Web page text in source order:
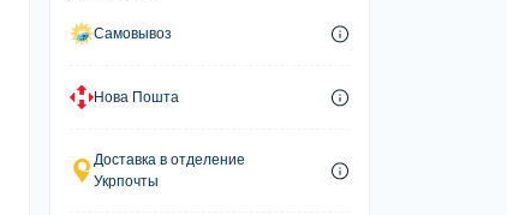
Самовывоз
Нова Пошта
Доставка в отделение
Укрпочты